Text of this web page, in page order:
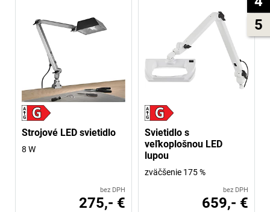
5
Strojové LED svietidlo
8 W
bez DPH
275,- €
Svietidlo s
veľkoplošnou LED
lupou
zväčšenie 175 %
bez DPH
659,- €